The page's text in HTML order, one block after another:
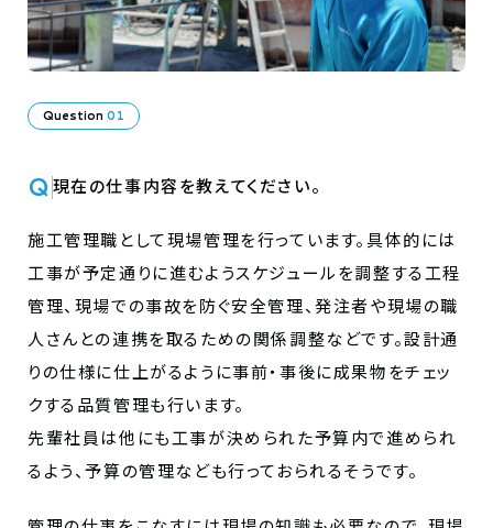
Question 01
Q現在の仕事内容を教えてください。
施工管理職として現場管理を行っています。具体的には
工事が予定通りに進むようスケジュールを調整する工程
管理、現場での事故を防ぐ安全管理、発注者や現場の職
人さんとの連携を取るための関係調整などです。設計通
りの仕様に仕上がるように事前・事後に成果物をチェッ
クする品質管理も行います。
先輩社員は他にも工事が決められた予算内で進められ
るよう、予算の管理なども行っておられるそうです。